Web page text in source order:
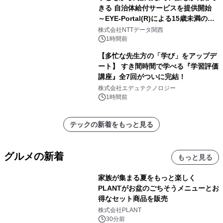
きる 自治体給付サービスを提供開始
～EYE-Portal(R)による15歳未満の本
人認証と デジタルデバイド対策で実現
～
株式会社NTTデータ関西
1時間前
【多忙な先生方の「学び」をアップデ
ート】 すき間時間で学べる『学習評価
講座』全7回がついに完結！
株式会社エデュテクノロジー
1時間前
テックの新着をもっと見る
グルメの新着 もっと見る
家族が集まる夏をもっと楽しく
PLANTがお盆のごちそうメニューとお
得なセット商品を販売
株式会社PLANT
30分前